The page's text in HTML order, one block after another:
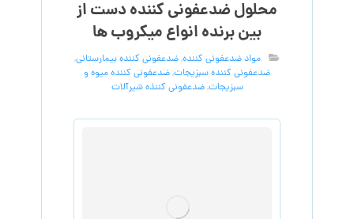
محلول ضدعفونی کننده دست از
بین برنده انواع میکروب ها
مواد ضدعفونی کننده,ضدعفونی کننده بیمارستانی,
ضدعفونی کننده سبزیجات,ضدعفونی کننده میوه و
سبزیجات,ضدعفونی کننذه شیرآلات